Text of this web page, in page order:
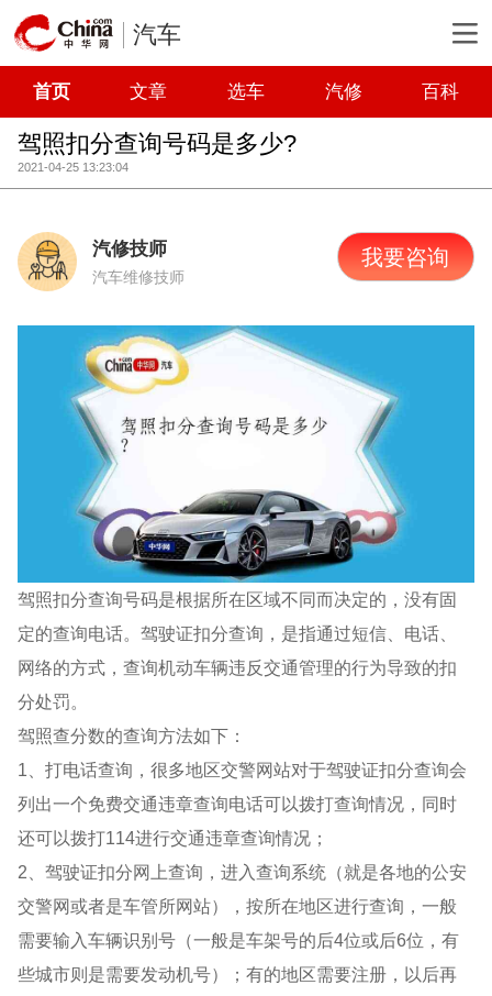
汽车
首页 文章 选车 汽修 百科
驾照扣分查询号码是多少?
2021-04-25 13:23:04
汽修技师
汽车维修技师
我要咨询
驾照扣分查询号码是根据所在区域不同而决定的，没有固
定的查询电话。驾驶证扣分查询，是指通过短信、电话、
网络的方式，查询机动车辆违反交通管理的行为导致的扣
分处罚。
驾照查分数的查询方法如下：
1、打电话查询，很多地区交警网站对于驾驶证扣分查询会
列出一个免费交通违章查询电话可以拨打查询情况，同时
还可以拨打114进行交通违章查询情况；
2、驾驶证扣分网上查询，进入查询系统（就是各地的公安
交警网或者是车管所网站），按所在地区进行查询，一般
需要输入车辆识别号（一般是车架号的后4位或后6位，有
些城市则是需要发动机号）；有的地区需要注册，以后再